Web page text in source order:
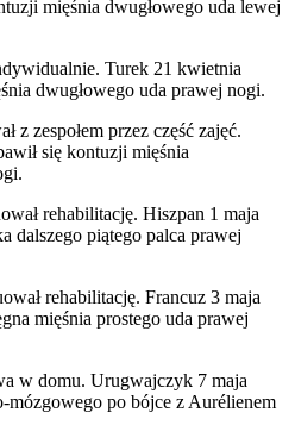
mięśnia dwugłowego uda lewej
Turek 21 kwietnia
dwugłowego uda prawej nogi.
z zespołem przez część zajęć.
się kontuzji mięśnia
rehabilitację. Hiszpan 1 maja
dalszego piątego palca prawej
rehabilitację. Francuz 3 maja
mięśnia prostego uda prawej
w domu. Urugwajczyk 7 maja
mózgowego po bójce z Aurélienem